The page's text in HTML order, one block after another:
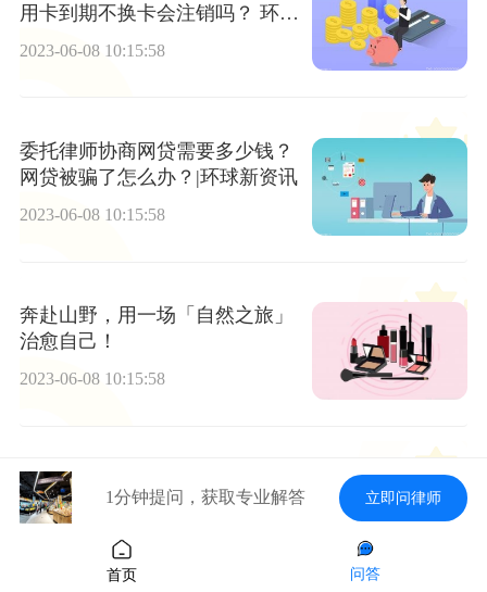
用卡到期不换卡会注销吗？ 环球
2023-06-08 10:15:58
委托律师协商网贷需要多少钱？
网贷被骗了怎么办？|环球新资讯
2023-06-08 10:15:58
奔赴山野，用一场「自然之旅」
治愈自己！
2023-06-08 10:15:58
网贷逾期找谁协商最有效？网贷
逾期的法律后果是什么？ 每日动
2023-06-08 10:15:58
1分钟提问，获取专业解答 立即问律师
首页 问答